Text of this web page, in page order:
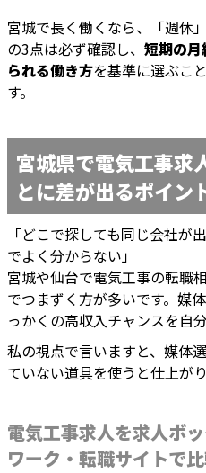
宮城で長く働くなら、「週休
の3点は必ず確認し、 短期の
られる働き方を基準に選ぶこ
す。
宮城県で電気工事求
とに差が出るポイン
「どこで探しても同じ会社が
でよく分からない」
宮城や仙台で電気工事の転職
でつまずく方が多いです。媒
っかくの高収入チャンスを自
私の視点で言いますと、媒体
ていない道具を使うと仕上が
電気工事求人を求人ボ
ワーク・転職サイトで